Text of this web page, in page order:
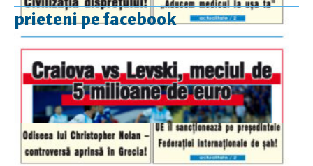
prieteni pe facebook